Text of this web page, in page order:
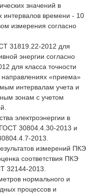
значений в
интервалов времени - 10
измерения согласно
31819.22-2012 для
энергии согласно
для класса точности
направлениях «приема»
интервалам учета и
зонам с учетом
электроэнергии в
30804.4.30-2013 и
2013.
измерений ПКЭ
соответствия ПКЭ
32144-2013.
нормального и
процессов и